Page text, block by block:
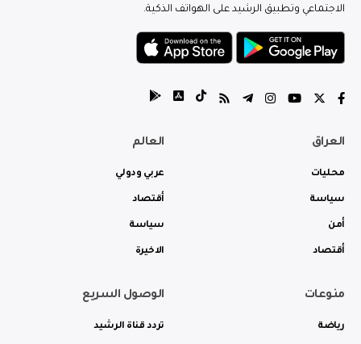
الاجتماعي وتطبيق الرشيد على الهواتف الذكية.
العراق
محليات
سياسة
أمن
أقتصاد
العالم
عربي ودولي
أقتصاد
سياسة
الاخيرة
منوعات
رياضة
الوصول السريع
تردد قناة الرشيد